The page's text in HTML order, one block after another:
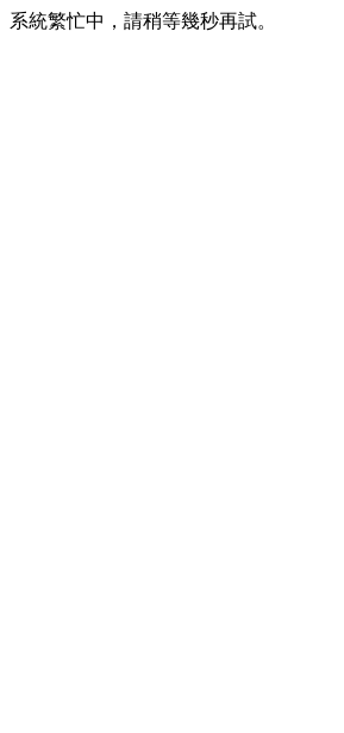
系統繁忙中，請稍等幾秒再試。